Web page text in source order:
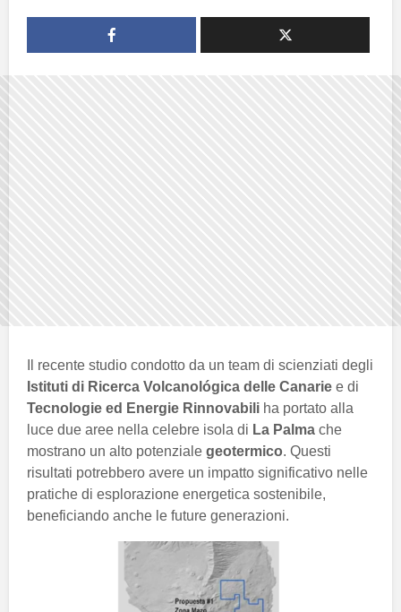
Il recente studio condotto da un team di scienziati degli
Istituti di Ricerca Volcanológica delle Canarie e di
Tecnologie ed Energie Rinnovabili ha portato alla
luce due aree nella celebre isola di La Palma che
mostrano un alto potenziale geotermico. Questi
risultati potrebbero avere un impatto significativo nelle
pratiche di esplorazione energetica sostenibile,
beneficiando anche le future generazioni.